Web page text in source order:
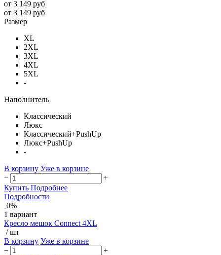
от 3 149 руб
от 3 149 руб
Размер
XL
2XL
3XL
4XL
5XL
-
Наполнитель
Классический
Люкс
Классический+PushUp
Люкс+PushUp
-
В корзину Уже в корзине
−
+
Купить Подробнее
Подробности
0%
1 вариант
Кресло мешок Connect 4XL
/ шт
В корзину Уже в корзине
−
+